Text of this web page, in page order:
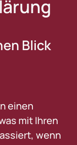
Blick
einen
mit Ihren
wenn